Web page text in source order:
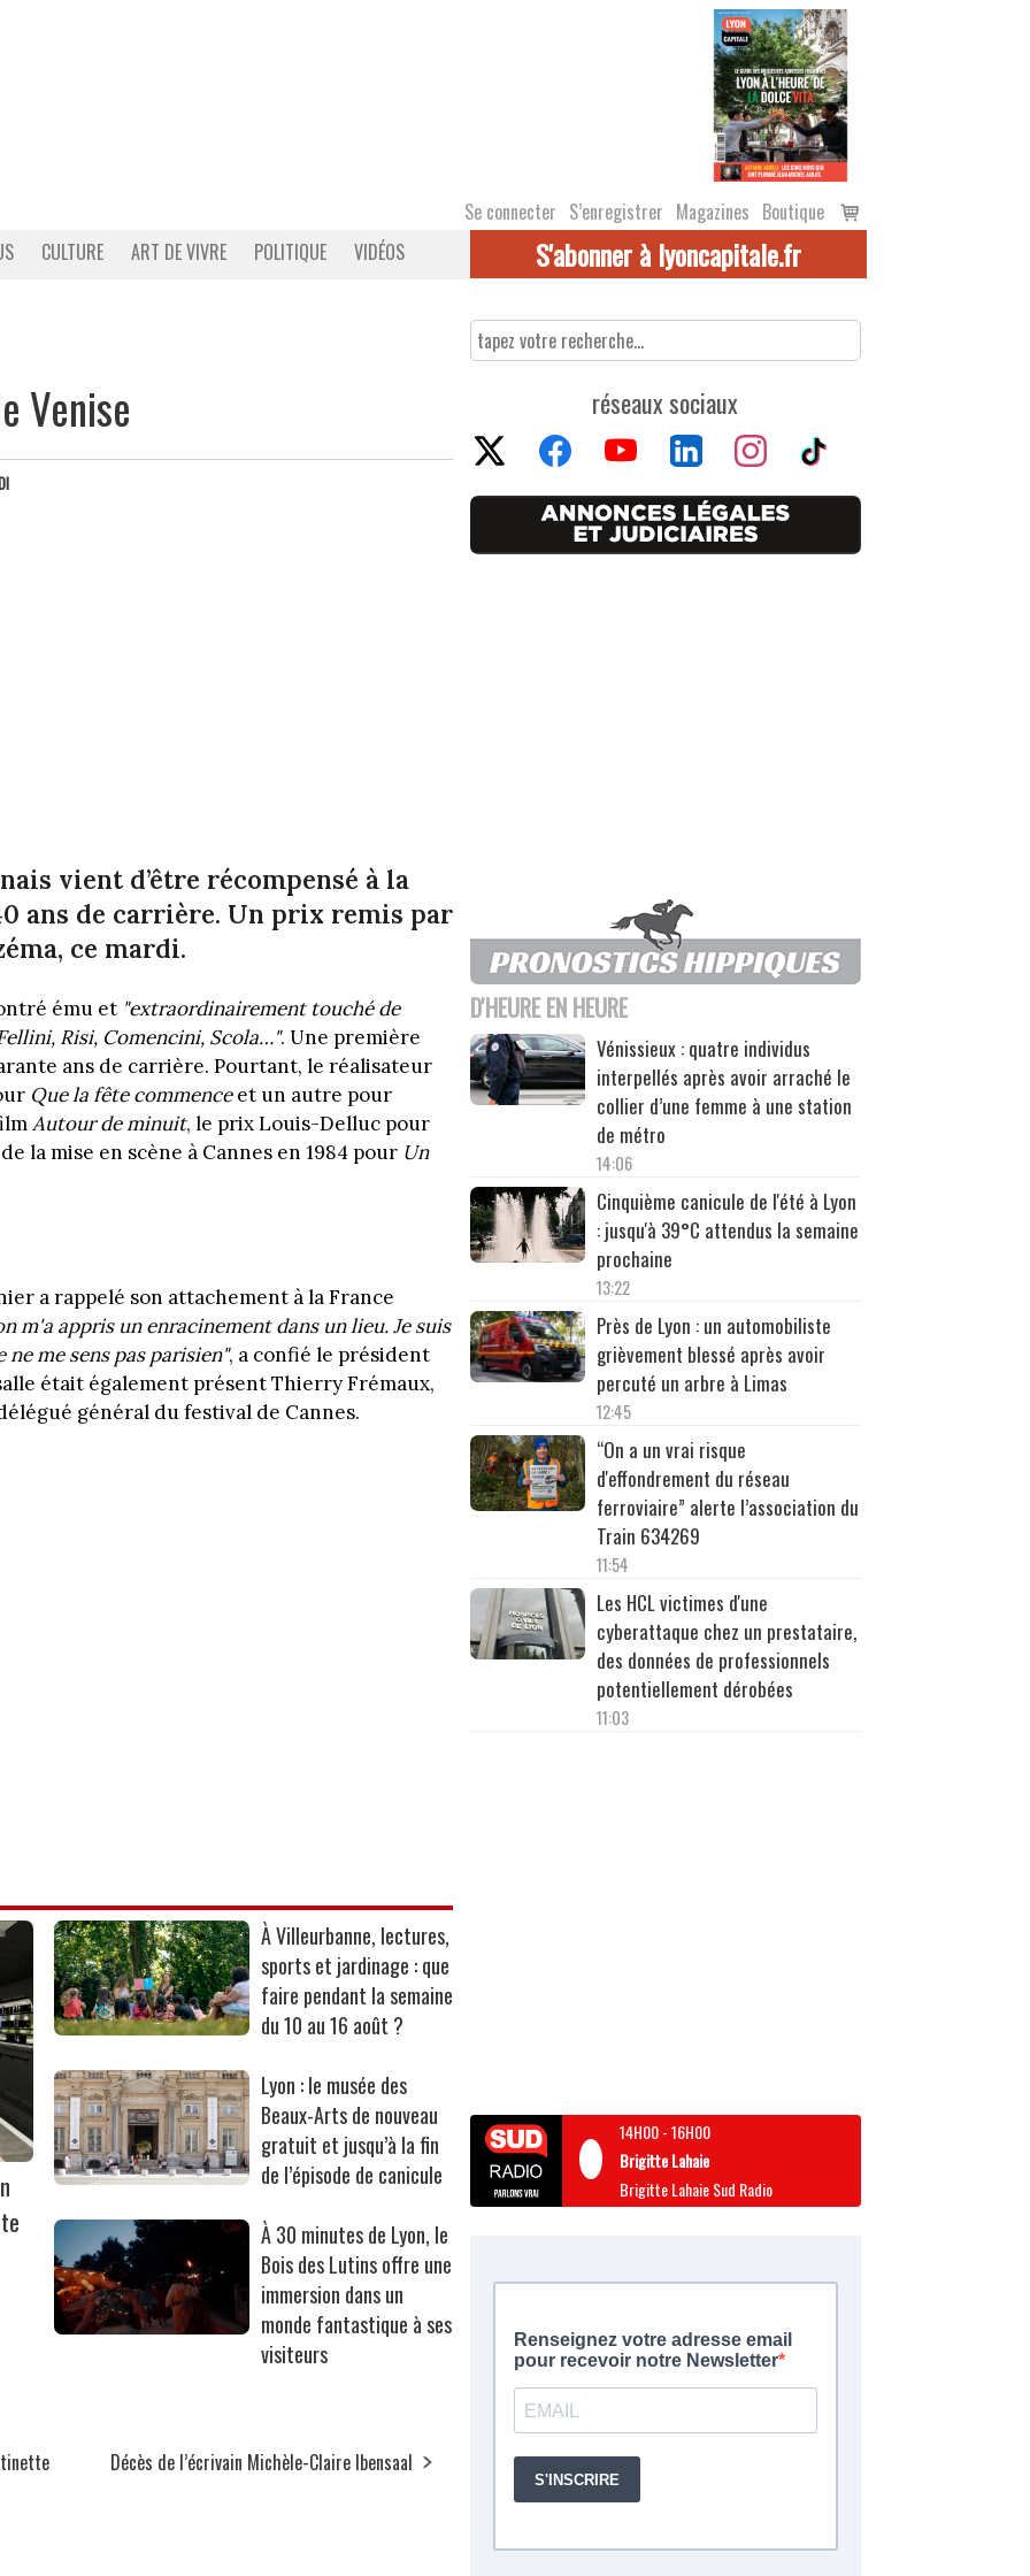
Se connecter S’enregistrer Magazines Boutique
Voir
le
CULTURE ART DE VIVRE POLITIQUE VIDÉOS S'abonner à lyoncapitale.fr
Venise
vient d’être récompensé à la
ans de carrière. Un prix remis par
ce mardi.
ému et "extraordinairement touché de
Risi, Comencini, Scola…". Une première
ans de carrière. Pourtant, le réalisateur
Que la fête commenceet un autre pour
Autour de minuit, le prix Louis-Delluc pour
la mise en scène à Cannes en 1984 pour Un
a rappelé son attachement à la France
m'a appris un enracinement dans un lieu. Je suis
me sens pas parisien", a confié le président
était également présent Thierry Frémaux,
général du festival de Cannes.
À Villeurbanne, lectures,
sports et jardinage : que
faire pendant la semaine
du 10 au 16 août ?
Lyon : le musée des
Beaux-Arts de nouveau
gratuit et jusqu’à la fin
de l’épisode de canicule
À 30 minutes de Lyon, le
Bois des Lutins offre une
immersion dans un
monde fantastique à ses
visiteurs
Décès de l’écrivain Michèle-Claire Ibensaal
réseaux sociaux
D'HEURE EN HEURE
Vénissieux : quatre individus
interpellés après avoir arraché le
collier d’une femme à une station
de métro
14:06
Cinquième canicule de l'été à Lyon
: jusqu'à 39°C attendus la semaine
prochaine
13:22
Près de Lyon : un automobiliste
grièvement blessé après avoir
percuté un arbre à Limas
12:45
“On a un vrai risque
d'effondrement du réseau
ferroviaire” alerte l’association du
Train 634269
11:54
Les HCL victimes d'une
cyberattaque chez un prestataire,
des données de professionnels
potentiellement dérobées
11:03
14H00-16H00
Brigitte Lahaie
Brigitte Lahaie Sud Radio